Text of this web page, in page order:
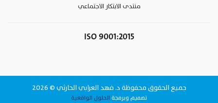
منتدى الابتكار الاجتماعي
ISO 9001:2015
جميع الحقوق محفوظة د. فهد العرابي الحارثي © 2026
تصميم وبرمجة الحلول الواقعية